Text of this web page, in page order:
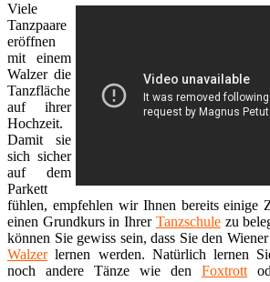
Viele
Tanzpaare
eröffnen
mit einem
Walzer die
Tanzfläche
auf ihrer
Hochzeit.
Damit sie
sich sicher
auf dem
Parkett
fühlen, empfehlen wir Ihnen bereits einige
einen Grundkurs in Ihrer Tanzschulezu
können Sie gewiss sein, dass Sie den
Walzerlernen werden. Natürlich lernen
noch andere Tänze wie den Foxtrott